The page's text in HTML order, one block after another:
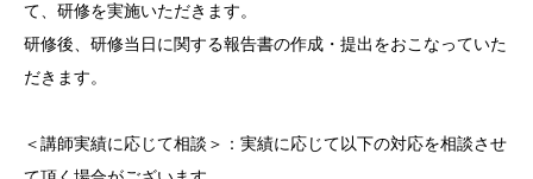
て、研修を実施いただきます。
研修後、研修当日に関する報告書の作成・提出をおこなっていた
だきます。
＜講師実績に応じて相談＞：実績に応じて以下の対応を相談させ